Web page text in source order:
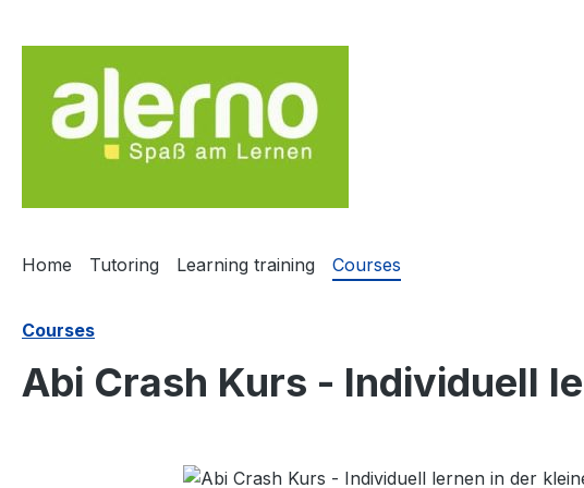
Home Tutoring Learning training Courses
Courses
Abi Crash Kurs - Individuell